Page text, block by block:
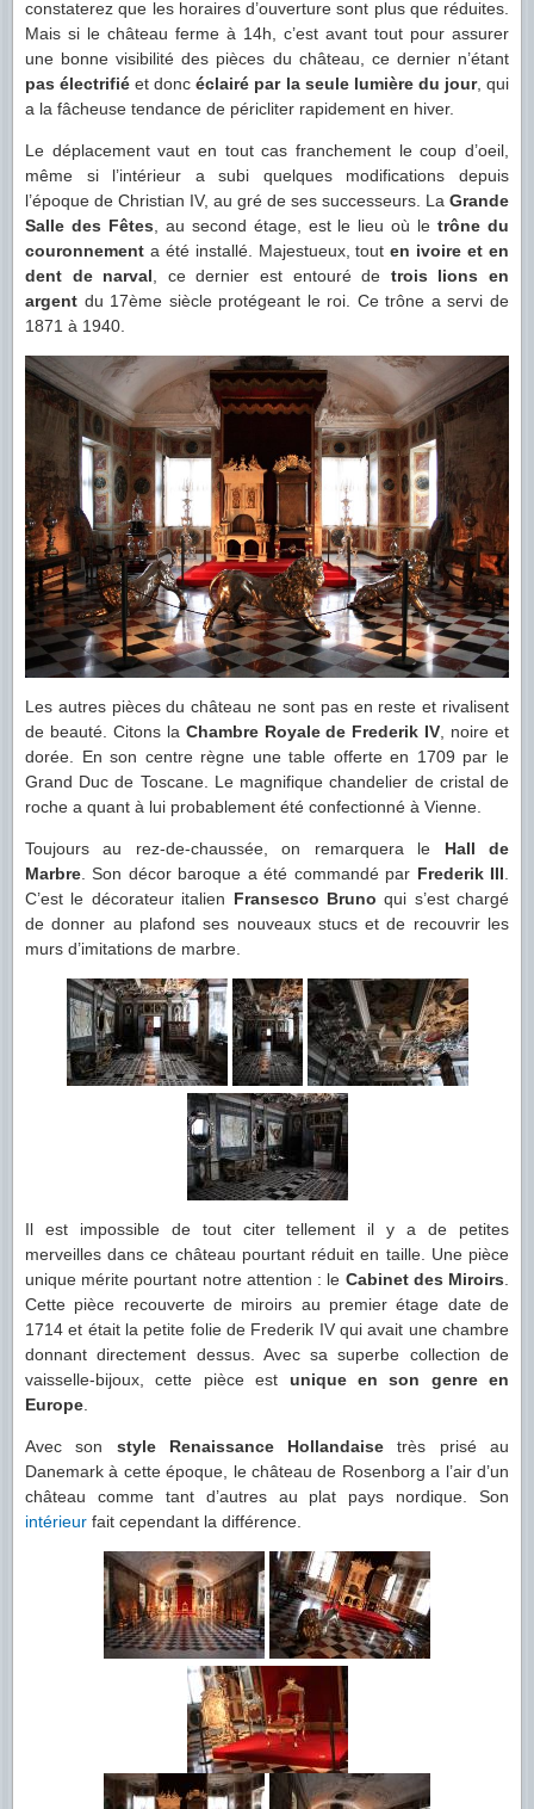
constaterez que les horaires d’ouverture sont plus que réduites.
Mais si le château ferme à 14h, c’est avant tout pour assurer
une bonne visibilité des pièces du château, ce dernier n’étant
pas électrifié et doncéclairé par la seule lumière du jour, qui
a la fâcheuse tendance de péricliter rapidement en hiver.
Le déplacement vaut en tout cas franchement le coup d’oeil,
même si l’intérieur a subi quelques modifications depuis
l’époque de Christian IV, au gré de ses successeurs. La Grande
Salle des Fêtes , au second étage, est le lieu où letrône du
couronnement a été installé. Majestueux, touten ivoire et en
dent de narval , ce dernier est entouré de trois lions en
argent du 17ème siècle protégeant le roi. Ce trône a servi de
1871 à 1940.
Les autres pièces du château ne sont pas en reste et rivalisent
de beauté. Citons la Chambre Royale de Frederik IV , noire et
dorée. En son centre règne une table offerte en 1709 par le
Grand Duc de Toscane. Le magnifique chandelier de cristal de
roche a quant à lui probablement été confectionné à Vienne.
Toujours au rez-de-chaussée, on remarquera le Hall de
Marbre . Son décor baroque a été commandé par Frederik III
C’est le décorateur italien Fransesco Bruno qui s’est chargé
de donner au plafond ses nouveaux stucs et de recouvrir les
murs d’imitations de marbre.
Il est impossible de tout citer tellement il y a de petites
merveilles dans ce château pourtant réduit en taille. Une pièce
unique mérite pourtant notre attention : le Cabinet des Miroirs
Cette pièce recouverte de miroirs au premier étage date de
1714 et était la petite folie de Frederik IV qui avait une chambre
donnant directement dessus. Avec sa superbe collection de
vaisselle-bijoux, cette pièce est unique en son genre en
Europe
Avec son style Renaissance Hollandaise très prisé au
Danemark à cette époque, le château de Rosenborg a l’air d’un
château comme tant d’autres au plat pays nordique. Son
intérieur fait cependant la différence.